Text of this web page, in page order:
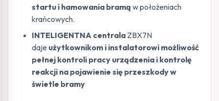
startu i hamowania bramą w położeniach
krańcowych.
INTELIGENTNA centrala ZBX7N
daje użytkownikom i instalatorowi możliwość
pełnej kontroli pracy urządzenia i kontrolę
reakcji na pojawienie się przeszkody w
świetle bramy